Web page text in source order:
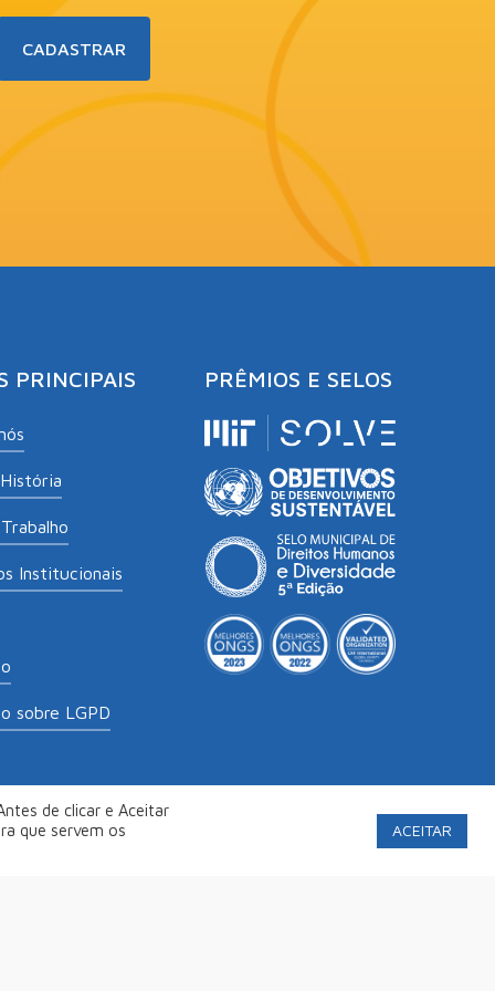
PRINCIPAIS
Institucionais
sobre LGPD
PRÊMIOS E SELOS
. Política de Privacidade
de clicar e Aceitar
que servem os
ACEITAR